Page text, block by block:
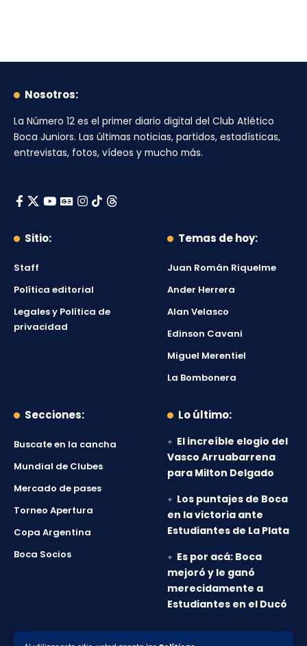
Nosotros:
La Número 12 es el primer diario digital del Club Atlético
Boca Juniors. Las últimas noticias, partidos, estadísticas,
entrevistas, fotos, vídeos y mucho más.
Sitio:
Staff
Política editorial
Legales y Política de
privacidad
Temas de hoy:
Juan Román Riquelme
Ander Herrera
Alan Velasco
Edinson Cavani
Miguel Merentiel
La Bombonera
Secciones:
Buscate en la cancha
Mundial de Clubes
Mercado de pases
Torneo Apertura
Copa Argentina
Boca Socios
Lo último:
El increíble elogio del
Vasco Arruabarrena
para Milton Delgado
Los puntajes de Boca
en la victoria ante
Estudiantes de La Plata
Es por acá: Boca
mejoró y le ganó
merecidamente a
Estudiantes en el Ducó